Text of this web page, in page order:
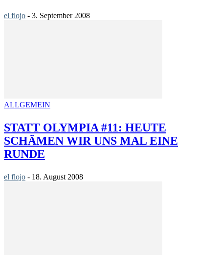
el flojo - 3. September 2008
ALLGEMEIN
STATT OLYMPIA #11: HEUTE
SCHÄMEN WIR UNS MAL EINE
RUNDE
el flojo - 18. August 2008